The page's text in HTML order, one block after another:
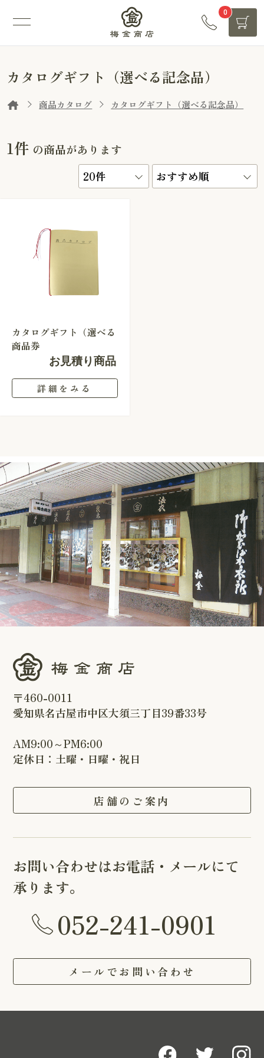
0
カタログギフト（選べる記念品）
商品カタログ カタログギフト（選べる記念品）
1件 の商品があります
カタログギフト（選べる
商品券
お見積り商品
詳細をみる
〒460-0011
愛知県名古屋市中区大須三丁目39番33号
AM9:00～PM6:00
定休日：土曜・日曜・祝日
店舗のご案内
お問い合わせはお電話・メールにて
承ります。
052-241-0901
メールでお問い合わせ